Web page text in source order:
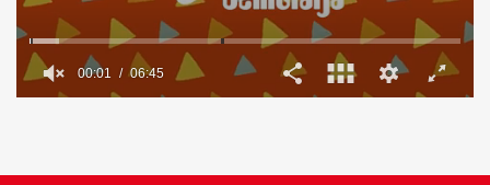
minutes,